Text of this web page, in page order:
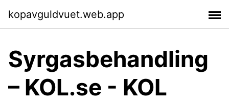
kopavguldvuet.web.app
Syrgasbehandling
– KOL.se - KOL